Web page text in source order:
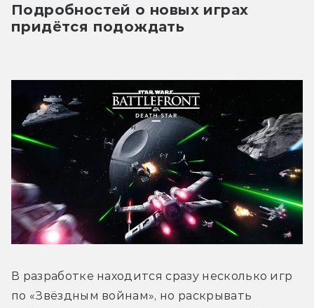
Подробностей о новых играх
придётся подождать
В разработке находится сразу несколько игр
по «Звёздным войнам», но раскрывать